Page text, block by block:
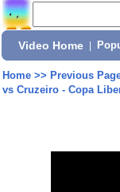
Video Home
Home>> Previous
vs Cruzeiro - Copa